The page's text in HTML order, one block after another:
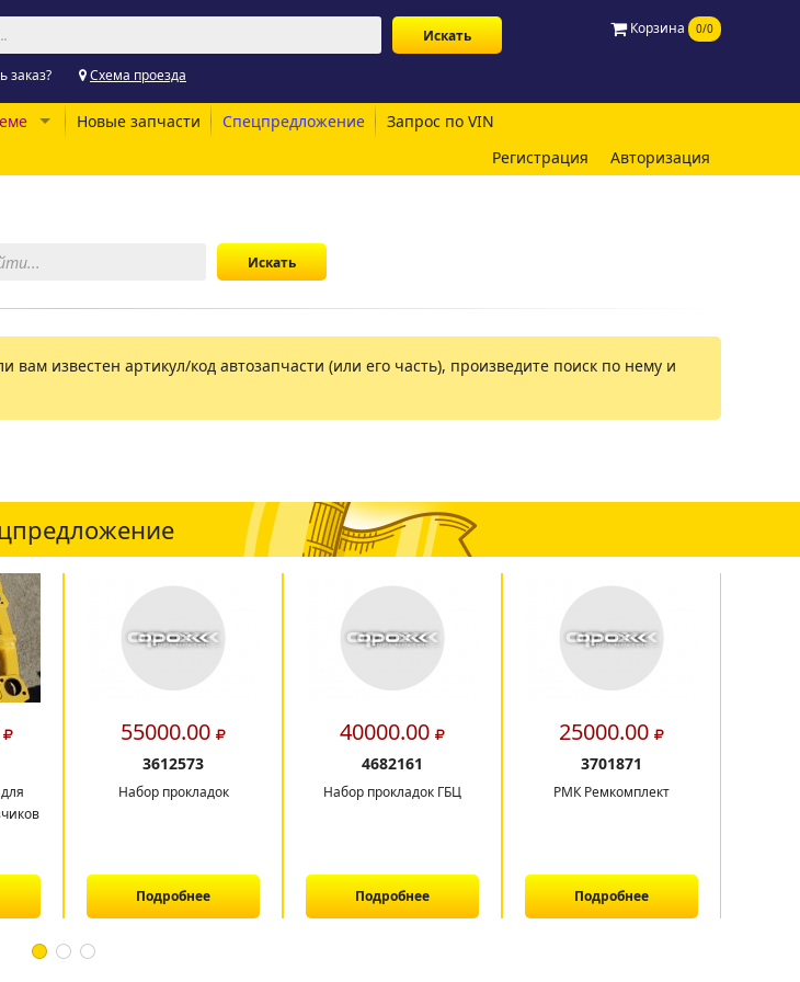
Корзина 0/0
заказ? Схема проезда
Новые запчасти Спецпредложение
Запрос по VIN
Регистрация
Авторизация
вам известен артикул/код автозапчасти (или его часть), произведите поиск по нему и
55000.00
3612573
Набор прокладок
Подробнее
40000.00
4682161
Набор прокладок ГБЦ
Подробнее
25000.00
3701871
РМК Ремкомплект
Подробнее